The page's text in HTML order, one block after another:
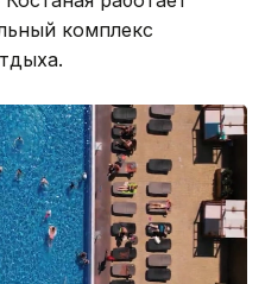
комплекс